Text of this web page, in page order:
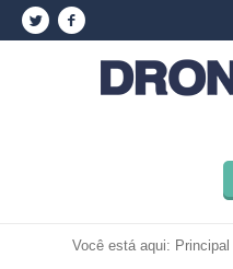
Você está aqui: Principal